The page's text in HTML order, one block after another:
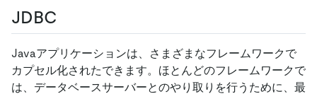
JDBC
Javaアプリケーションは、さまざまなフレームワークで
カプセル化されたできます。ほとんどのフレームワークで
は、データベースサーバーとのやり取りを行うために、最